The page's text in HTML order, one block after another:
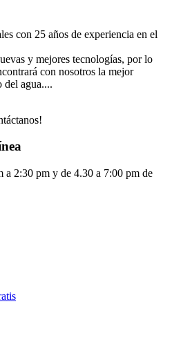
con 25 años de experiencia en el
y mejores tecnologías, por lo
con nosotros la mejor
del agua....
2:30 pm y de 4.30 a 7:00 pm de